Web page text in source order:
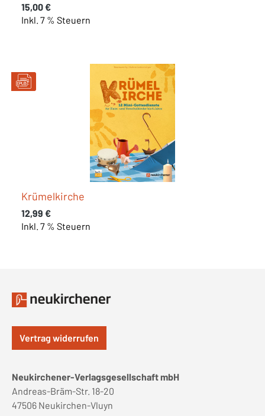
Regulärer Preis:
15,00 €
Inkl. 7 % Steuern
Krümelkirche
Regulärer Preis:
12,99 €
Inkl. 7 % Steuern
Vertrag widerrufen
Neukirchener-Verlagsgesellschaft mbH
Andreas-Bräm-Str. 18-20
47506 Neukirchen-Vluyn